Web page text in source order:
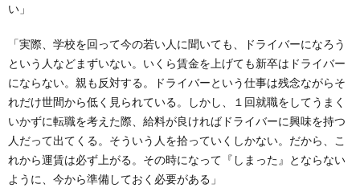
い」
「実際、学校を回って今の若い人に聞いても、ドライバーになろう
という人などまずいない。いくら賃金を上げても新卒はドライバー
にならない。親も反対する。ドライバーという仕事は残念ながらそ
れだけ世間から低く見られている。しかし、１回就職をしてうまく
いかずに転職を考えた際、給料が良ければドライバーに興味を持つ
人だって出てくる。そういう人を拾っていくしかない。だから、こ
れから運賃は必ず上がる。その時になって『しまった』とならない
ように、今から準備しておく必要がある」